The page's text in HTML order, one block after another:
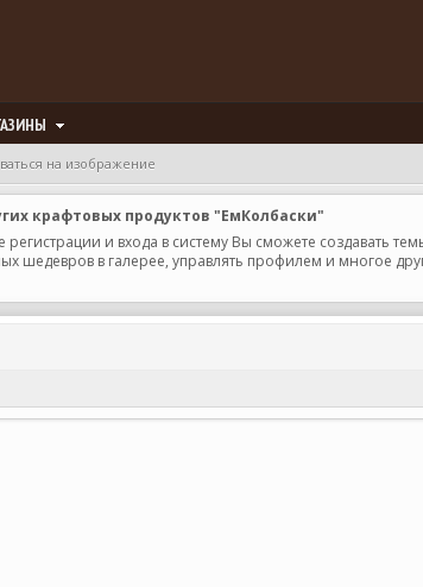
на изображение
крафтовых продуктов "ЕмКолбаски"
и входа в систему Вы сможете создавать
в галерее, управлять профилем и многое